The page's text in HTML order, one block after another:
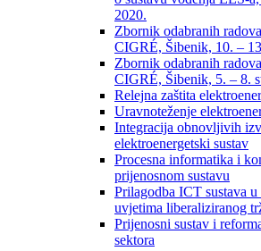
2020.
Zbornik odabranih
CIGRÉ, Šibenik, 10. –
Zbornik odabranih
CIGRÉ, Šibenik, 5. – 8.
Relejna zaštita
Uravnoteženje
Integracija obnovljivih
elektroenergetski sustav
Procesna informatika i
prijenosnom sustavu
Prilagodba ICT sustava
uvjetima liberaliziranog
Prijenosni sustav i
sektora